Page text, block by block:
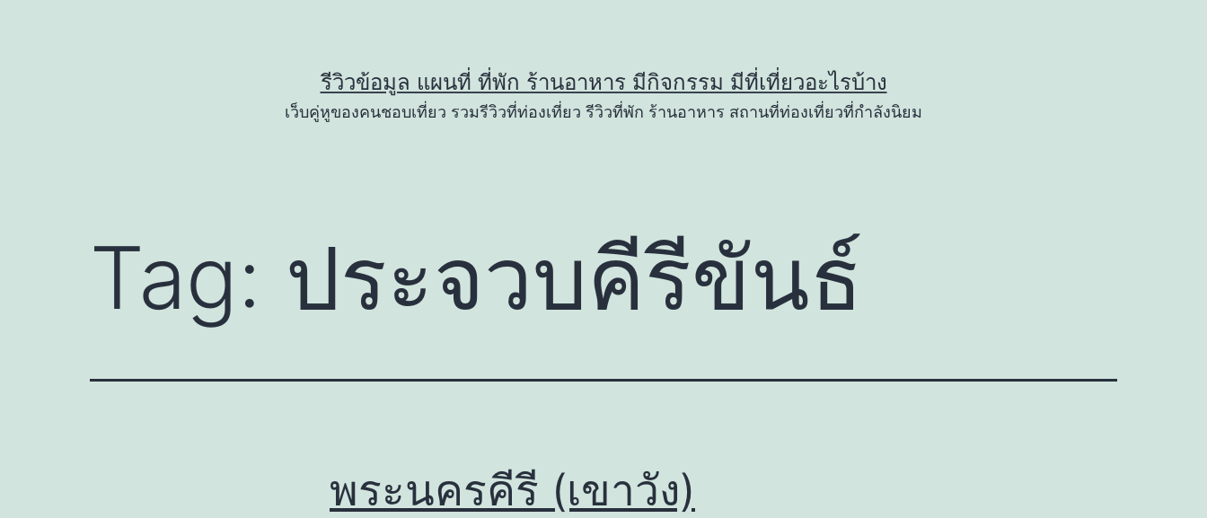
รีวิวข้อมูล แผนที่ ที่พัก ร้านอาหาร มีกิจกรรม มีที่เที่ยวอะไรบ้าง
เว็บคู่หูของคนชอบเที่ยว รวมรีวิวที่ท่องเที่ยว รีวิวที่พัก ร้านอาหาร สถานที่ท่องเที่ยวที่กำลังนิยม
Tag: ประจวบคีรีขันธ์
พระนครคีรี (เขาวัง)